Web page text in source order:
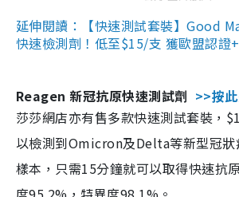
延伸閱讀：【快速測試套裝】Good
快速檢測劑！低至$15/支 獲歐盟認證
Reagen 新冠抗原快速測試劑 >>按
莎莎網店亦有售多款快速測試套裝，
以檢測到Omicron及Delta等新型冠狀
樣本，只需15分鐘就可以取得快速抗